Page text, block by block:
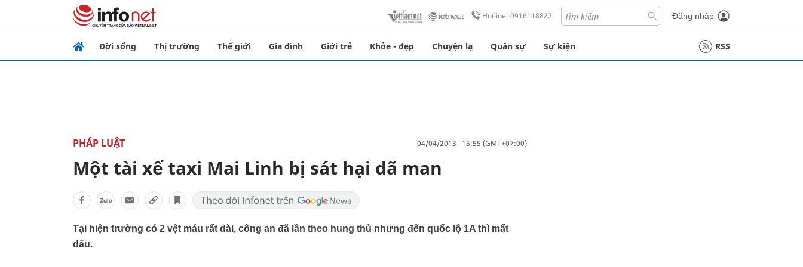
Hotline: 0916118822 Đăng nhập
Đời sống Thị trường Thế giới Gia đình Giới trẻ Khỏe - đẹp Chuyện lạ Quân sự Sự kiện RSS
PHÁP LUẬT 04/04/2013 15:55 (GMT+07:00)
Một tài xế taxi Mai Linh bị sát hại dã man
Tại hiện trường có 2 vệt máu rất dài, công an đã lần theo hung thủ nhưng đến quốc lộ 1A thì mất
dấu.